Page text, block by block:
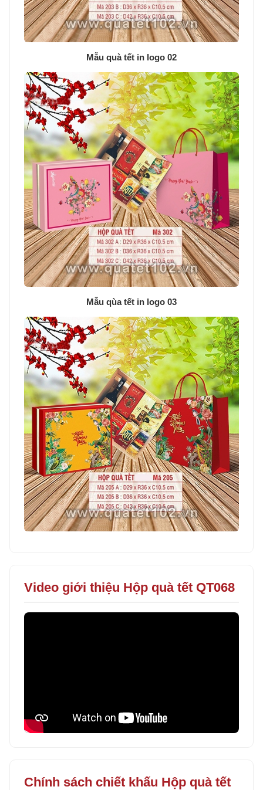
Mẫu quà tết in logo 02
Mẫu qùa tết in logo 03
Video giới thiệu Hộp quà tết QT068
Chính sách chiết khấu Hộp quà tết